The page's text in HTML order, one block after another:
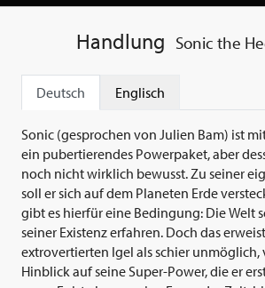
Handlung Sonic the
Deutsch Englisch
Sonic (gesprochen von Julien Bam) ist
ein pubertierendes Powerpaket, aber
noch nicht wirklich bewusst. Zu seiner
soll er sich auf dem Planeten Erde
gibt es hierfür eine Bedingung: Die Welt
seiner Existenz erfahren. Doch das
extrovertierten Igel als schier unmöglich,
Hinblick auf seine Super-Power, die er